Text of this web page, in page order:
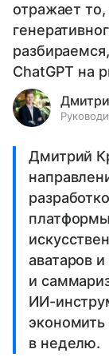
отражает
ChatGPT на
Дмитрий
аватаров
и
ИИ-
экономить
в неделю.